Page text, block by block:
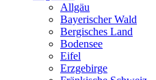
Allgäu
Bayerischer Wald
Bergisches Land
Bodensee
Eifel
Erzgebirge